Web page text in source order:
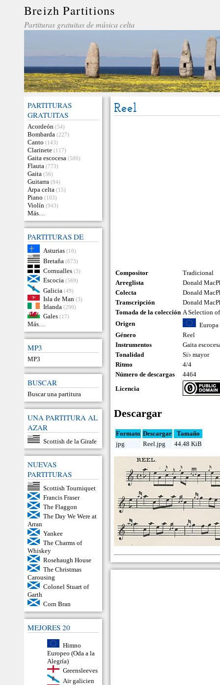
Breizh Partitions
Partituras gratuitas de música celta
PARTITURAS
GRATUITAS
Acordeón (54)
Bombarda (227)
Canto (143)
Clarinete (117)
Gaita escocesa (500)
Flauta (773)
Gaita (56)
Guitarra (94)
Arpa celta (15)
Piano (103)
Violín (943)
Más…
PARTITURAS DE
Asturias (10)
Bretaña (673)
Cornualles (3)
Escocia (569)
Galicia (49)
Isla de Man (3)
Irlanda (290)
Gales (17)
Más…
MP3
MP3
BUSCAR
Buscar una partitura
UNA PARTITURA AL
AZAR
Scottish de la Girafe
NUEVAS
PARTITURAS
Scottish Tourniquet
Francis Fraser
The Flaggon
The Day We Were at
Arran
Yankee
The Charms of
Whiskey
Rosehaugh House
The Christmas
Carousing
Colonel Stuart of
Garth
Corn Bran
MEJORES 20
Himno
Europeo (Oda a la
Alegría)
Greensleeves
Air galicien
Reel
Compositor
Tradicional
Arreglista
Donald
Colecta
Donald
Transcripción
Donald
Tomada de la colección A Selection
Origen
Europa
Género
Reel
Instrumentos
Gaita
Tonalidad
Si♭ mayor
Ritmo
4/4
Número de descargas
4464
Licencia
Descargar
Formato Descargar
Tamaño
jpg
Reel.jpg 44.48 KiB